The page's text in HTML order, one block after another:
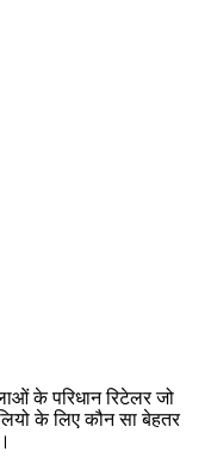
के परिधान रिटेलर जो
के लिए कौन सा बेहतर